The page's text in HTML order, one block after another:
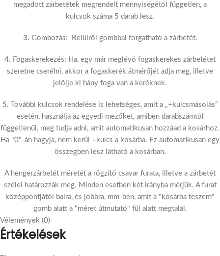
megadott zárbetétek megrendelt mennyiségétől független, a
kulcsok száma 5 darab lesz.
3. Gombozás: Belülről gombbal forgatható a zárbetét.
4. Fogaskerekezés: Ha, egy már meglévő fogaskerekes zárbetétet
szeretne cserélni, akkor a fogaskerék átmérőjét adja meg, illetve
jelölje ki hány foga van a keréknek.
5. További kulcsok rendelése is lehetséges, amit a „+kulcsmásolás”
esetén, használja az egyedi mezőket, amiben darabszámtól
függetlenül, meg tudja adni, amit automatikusan hozzáad a kosárhoz.
Ha "0"-án hagyja, nem kerül +kulcs a kosárba. Ez automatikusan egy
összegben lesz látható a kosárban.
A hengerzárbetét méretét a rögzítő csavar furata, illetve a zárbetét
szélei határozzák meg. Minden esetben két irányba mérjük. A furat
középpontjától balra, és jobbra, mm-ben, amit a "kosárba teszem"
gomb alatt a "méret útmutató" fül alatt megtalál.
Vélemények (0)
Értékelések